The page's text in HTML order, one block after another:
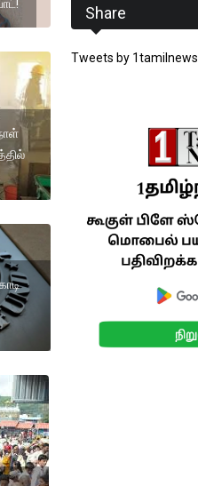
Share
Tweets by 1tamilnews